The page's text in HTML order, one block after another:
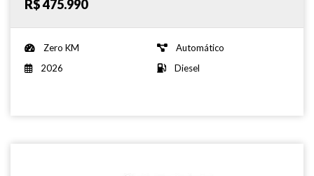
R$ 475.990
Zero KM
Automático
2026
Diesel